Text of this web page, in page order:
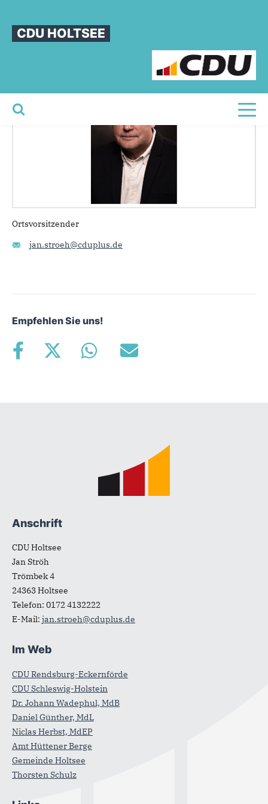
CDU HOLTSEE
Sie sind hier
JanStröh
Ortsvorsitzender
jan.stroeh@cduplus.de
Empfehlen Sie uns!
Anschrift
CDU Holtsee
Jan Ströh
Trömbek 4
24363Holtsee
Telefon: 0172 4132222
E-Mail: jan.stroeh@cduplus.de
Im Web
CDU Rendsburg-Eckernförde
CDU Schleswig-Holstein
Dr. Johann Wadephul, MdB
Daniel Günther, MdL
Niclas Herbst, MdEP
Amt Hüttener Berge
Gemeinde Holtsee
Thorsten Schulz